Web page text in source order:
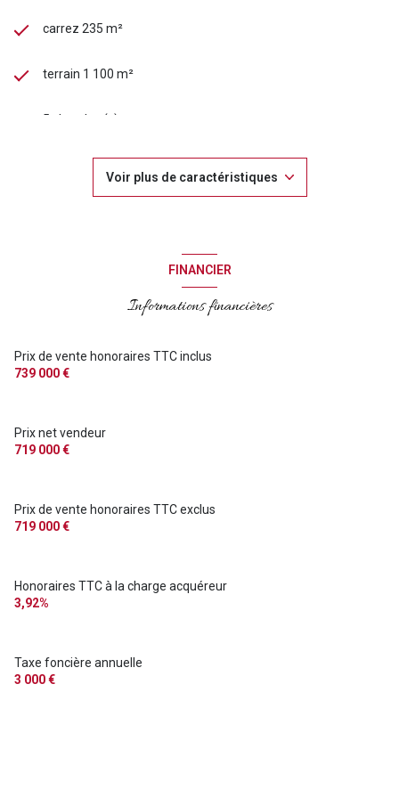
cpanzer@signature-immobilier.com
carrez 235 m²
terrain 1 100 m²
5 chambre(s)
cuisine séparée
exposition Sud-Ouest
vue arborée
arboré
Voir plus de caractéristiques
FINANCIER
Informations financières
Prix de vente honoraires TTC inclus
739 000 €
Prix net vendeur
719 000 €
Prix de vente honoraires TTC exclus
719 000 €
Honoraires TTC à la charge acquéreur
3,92%
Taxe foncière annuelle
3 000 €